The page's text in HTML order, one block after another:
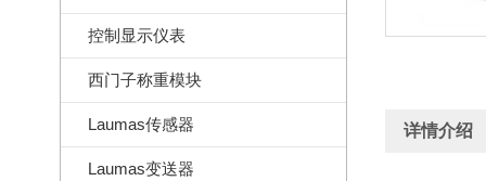
控制显示仪表
西门子称重模块
Laumas传感器
Laumas变送器
详情介绍